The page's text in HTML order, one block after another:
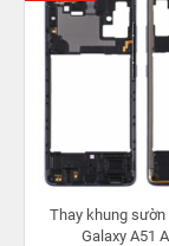
Thay khung
Galaxy A51